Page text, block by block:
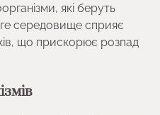
які беруть
середовище сприяє
що прискорює розпад